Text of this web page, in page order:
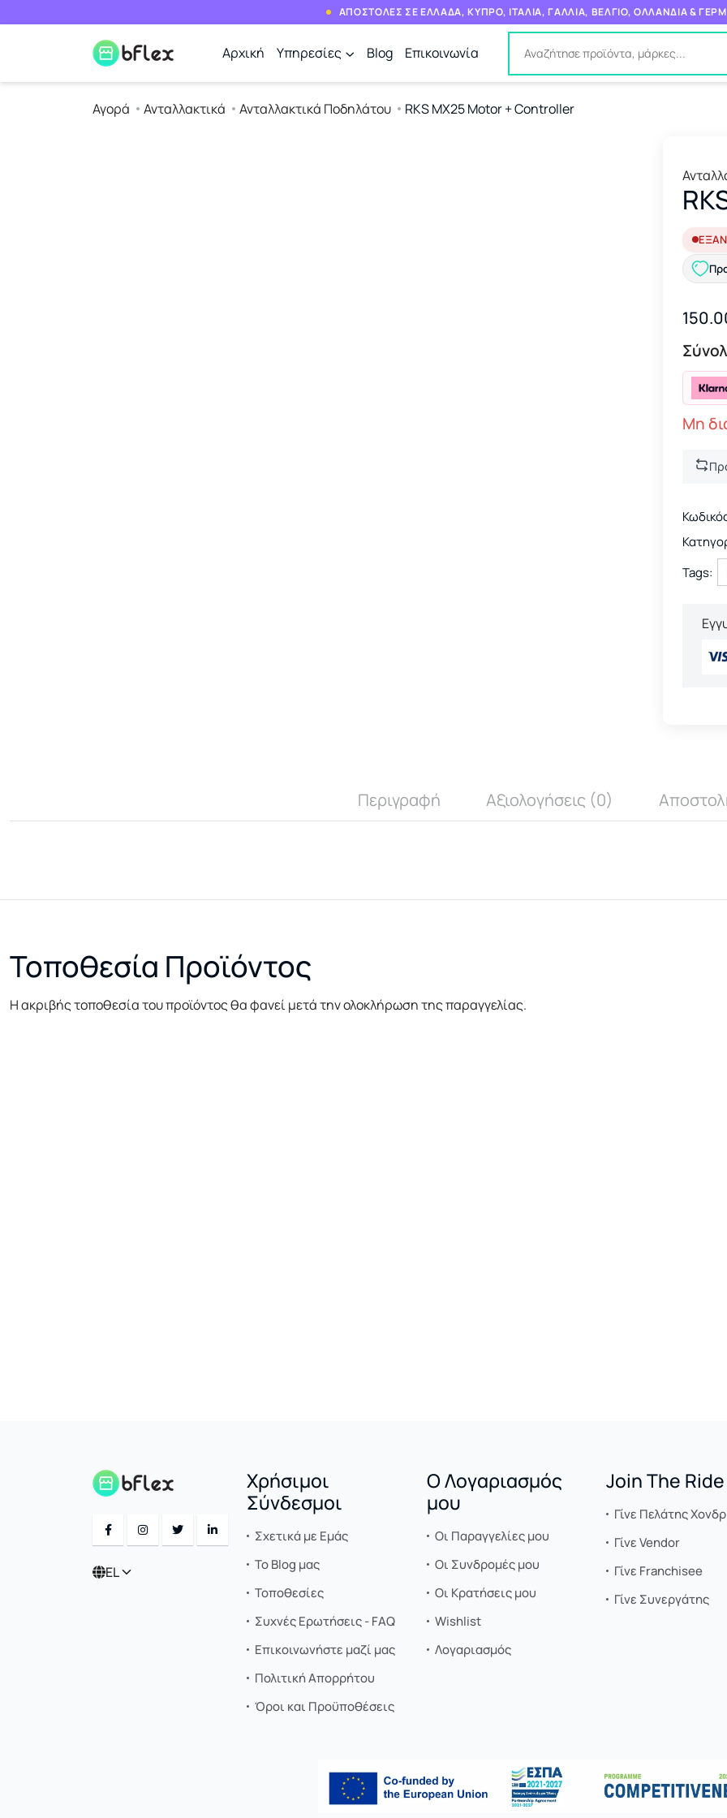
ΑΠΟΣΤΟΛΕΣ ΣΕ ΕΛΛΑΔΑ, ΚΥΠΡΟ, ΙΤΑΛΙΑ, ΓΑΛΛΙΑ, ΒΕΛΓΙΟ, ΟΛΛΑΝΔΙΑ &
Αρχική Υπηρεσίες Blog Επικοινωνία
Αγορά Ανταλλακτικά Ανταλλακτικά Ποδηλάτου RKS MX25 Motor + Controller
Μη
Tags:
Περιγραφή Αξιολογήσεις (0)
Τοποθεσία Προϊόντος
Η ακριβής τοποθεσία του προϊόντος θα φανεί μετά την ολοκλήρωση της παραγγελίας.
EL
Χρήσιμοι
Σύνδεσμοι
Σχετικά με Εμάς
Το Blog μας
Τοποθεσίες
Συχνές Ερωτήσεις - FAQ
Επικοινωνήστε μαζί μας
Πολιτική Απορρήτου
Όροι και Προϋποθέσεις
Ο Λογαριασμός
μου
Οι Παραγγελίες μου
Οι Συνδρομές μου
Οι Κρατήσεις μου
Wishlist
Λογαριασμός
Join The Ride
Γίνε Πελάτης
Γίνε Vendor
Γίνε Franchisee
Γίνε Συνεργάτης